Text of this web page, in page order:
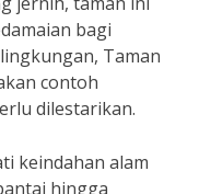
bagi
Taman
contoh
dilestarikan.
keindahan alam
hingga